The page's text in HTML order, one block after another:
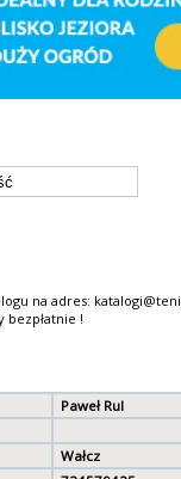
na adres:
bezpłatnie !
Paweł Rul
Wałcz